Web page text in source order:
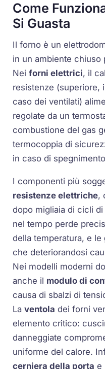
Come
Si Guasta
Il forno è un
in un ambiente chiuso
Neiforni elettrici, il
resistenze (superiore,
caso dei ventilati)
regolate da un
combustione del gas
termocoppia di
in caso di
I componenti più
resistenze elettriche,
dopo migliaia di cicli
nel tempo perde
della temperatura, e le
che deteriorandosi
Nei modelli moderni
anche il modulo di
causa di sbalzi di
Laventola dei forni
elemento critico:
danneggiate
uniforme del calore.
cerniera della porta e